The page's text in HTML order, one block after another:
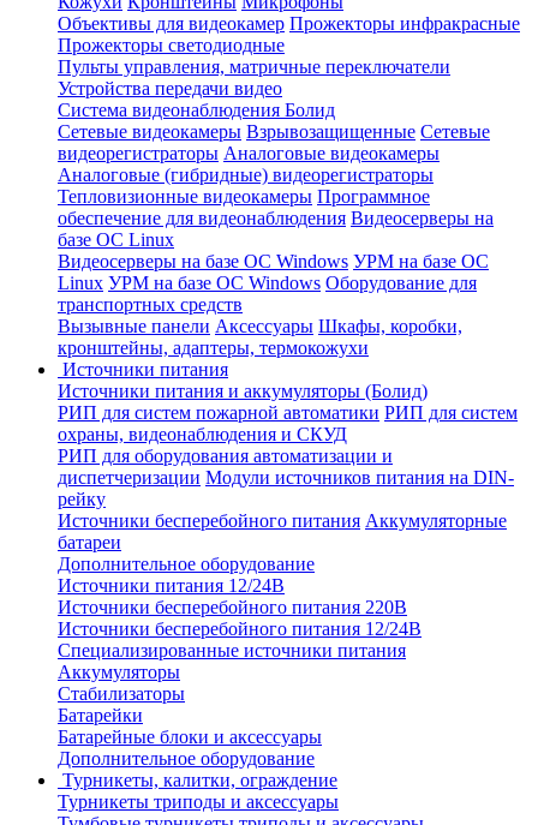
Объективы для видеокамер Прожекторы инфракрасные
Прожекторы светодиодные
Пульты управления, матричные переключатели
Устройства передачи видео
Система видеонаблюдения Болид
Сетевые видеокамеры Взрывозащищенные Сетевые
видеорегистраторы Аналоговые видеокамеры
Аналоговые (гибридные) видеорегистраторы
Тепловизионные видеокамеры Программное
обеспечение для видеонаблюдения Видеосерверы на
базе ОС Linux
Видеосерверы на базе ОС Windows УРМ на базе ОС
Linux УРМ на базе ОС Windows Оборудование для
транспортных средств
Вызывные панели Аксессуары Шкафы, коробки,
кронштейны, адаптеры, термокожухи
Источники питания
Источники питания и аккумуляторы (Болид)
РИП для систем пожарной автоматики РИП для систем
охраны, видеонаблюдения и СКУД
РИП для оборудования автоматизации и
диспетчеризации Модули источников питания на DIN-
рейку
Источники бесперебойного питания Аккумуляторные
батареи
Дополнительное оборудование
Источники питания 12/24В
Источники бесперебойного питания 220В
Источники бесперебойного питания 12/24В
Специализированные источники питания
Аккумуляторы
Стабилизаторы
Батарейки
Батарейные блоки и аксессуары
Дополнительное оборудование
Турникеты, калитки, ограждение
Турникеты триподы и аксессуары